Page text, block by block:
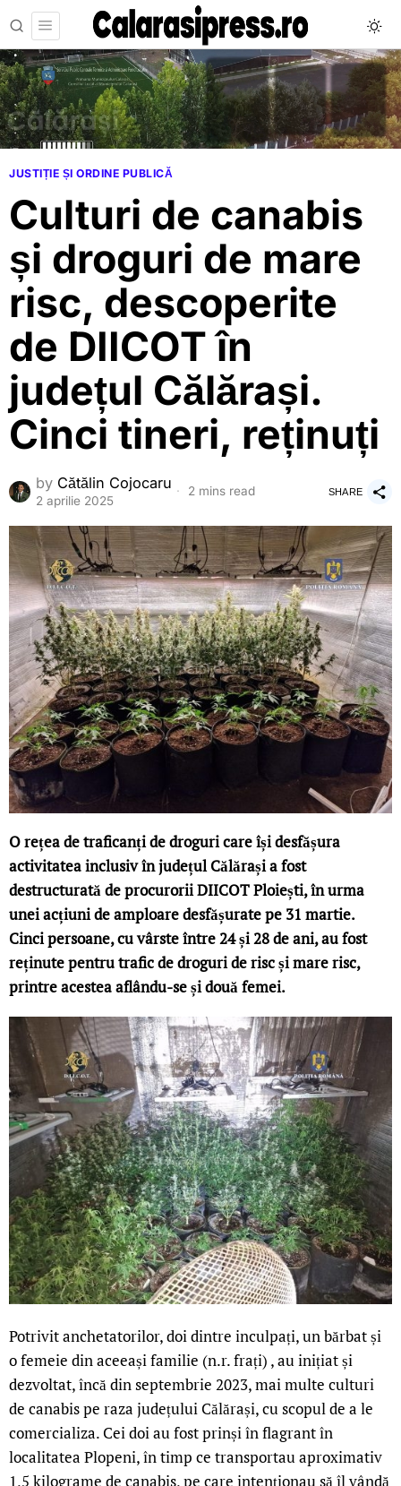
JUSTIȚIE ȘI ORDINE PUBLICĂ
Culturi de canabis
și droguri de mare
risc, descoperite
de DIICOT în
județul Călărași.
Cinci tineri, reținuți
by Cătălin Cojocaru
2 aprilie 2025
2 mins read SHARE
O rețea de traficanți de droguri care își desfășura
activitatea inclusiv în județul Călărași a fost
destructurată de procurorii DIICOT Ploiești, în urma
unei acțiuni de amploare desfășurate pe 31 martie.
Cinci persoane, cu vârste între 24 și 28 de ani, au fost
reținute pentru trafic de droguri de risc și mare risc,
printre acestea aflându-se și două femei.
Potrivit anchetatorilor, doi dintre inculpați, un bărbat și
o femeie din aceeași familie (n.r. frați) , au inițiat și
dezvoltat, încă din septembrie 2023, mai multe culturi
de canabis pe raza județului Călărași, cu scopul de a le
comercializa. Cei doi au fost prinși în flagrant în
localitatea Plopeni, în timp ce transportau aproximativ
1,5 kilograme de canabis, pe care intenționau să îl vândă